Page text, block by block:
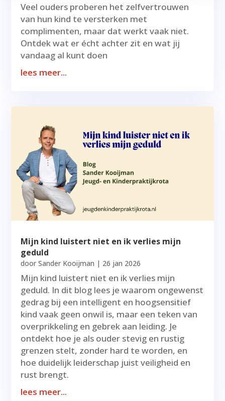
Veel ouders proberen het zelfvertrouwen
van hun kind te versterken met
complimenten, maar dat werkt vaak niet.
Ontdek wat er écht achter zit en wat jij
vandaag al kunt doen
lees meer...
Mijn kind luistert niet en ik verlies mijn
geduld
doorSander Kooijman | 26 jan 2026
Mijn kind luistert niet en ik verlies mijn
geduld. In dit blog lees je waarom ongewenst
gedrag bij een intelligent en hoogsensitief
kind vaak geen onwil is, maar een teken van
overprikkeling en gebrek aan leiding. Je
ontdekt hoe je als ouder stevig en rustig
grenzen stelt, zonder hard te worden, en
hoe duidelijk leiderschap juist veiligheid en
rust brengt.
lees meer...